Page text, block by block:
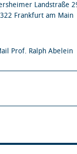
Landstraße
Frankfurt am Main
Prof. Ralph Abelein